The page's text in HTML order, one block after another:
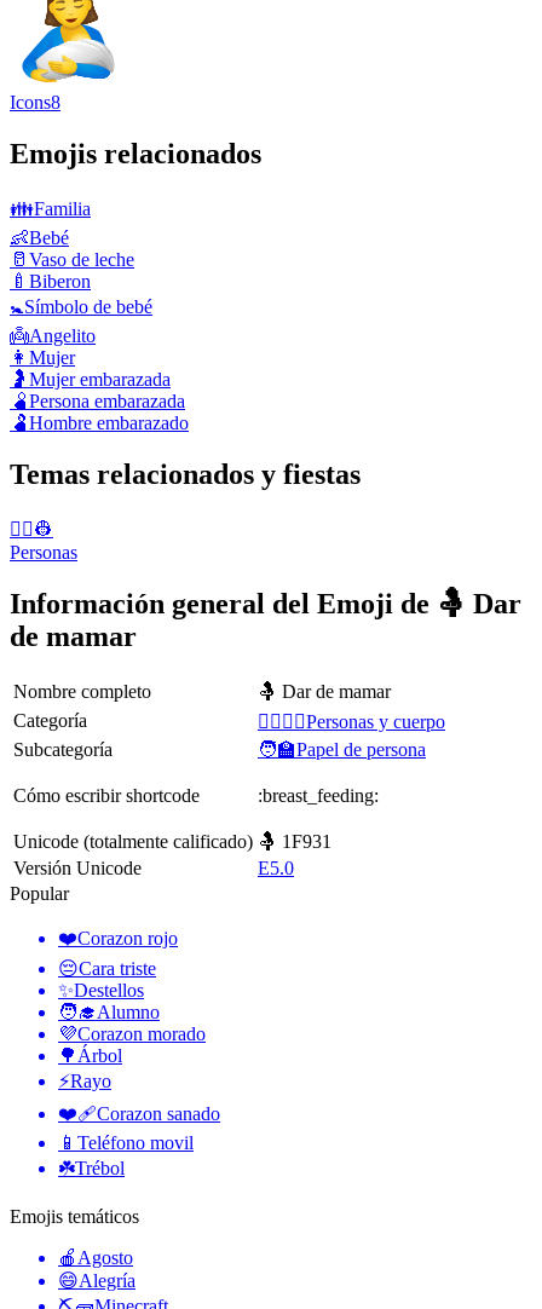
Icons8
Emojis relacionados
👪Familia
👶Bebé
🥛 Vaso de leche
🍼 Biberon
🚼Símbolo de bebé
👼Angelito
👩 Mujer
🤰 Mujer embarazada
🫄Persona embarazada
🫃Hombre embarazado
Temas relacionados y fiestas
👨‍✈️👷
Personas
Información general del Emoji de 🤱 Dar
de mamar
Nombre completo
🤱 Dar de mamar
Categoría
👩‍❤️‍💋‍👨Personas y cuerpo
Subcategoría
🧑‍🏫Papel de persona
Cómo escribir shortcode :breast_feeding:
Unicode (totalmente calificado) 🤱 1F931
Versión Unicode
E5.0
Popular
❤️Corazon rojo
😔Cara triste
✨Destellos
🧑‍🎓Alumno
💜Corazon morado
🌳 Árbol
⚡Rayo
❤️‍🩹Corazon sanado
📱 Teléfono movil
☘️Trébol
Emojis temáticos
🍎 Agosto
😄Alegría